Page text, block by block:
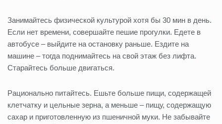
Занимайтесь физической культурой хотя бы 30 мин в день.
Если нет времени, совершайте пешие прогулки. Едете в
автобусе – выйдите на остановку раньше. Ездите на
машине – тогда поднимайтесь на свой этаж без лифта.
Старайтесь больше двигаться.
Рационально питайтесь. Ешьте больше пищи, содержащей
клетчатку и цельные зерна, а меньше – пищу, содержащую
сахар и приготовленную из пшеничной муки. Не забывайте